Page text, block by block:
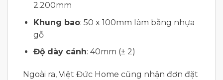
2.200mm
Khung bao: 50 x 100mm làm bằng nhựa
gỗ
Độ dày cánh: 40mm (± 2)
Ngoài ra, Việt Đức Home cũng nhận đơn đặt